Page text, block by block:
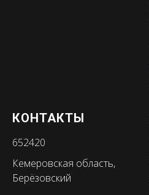
КОНТАКТЫ
652420
Кемеровская область,
Берёзовский